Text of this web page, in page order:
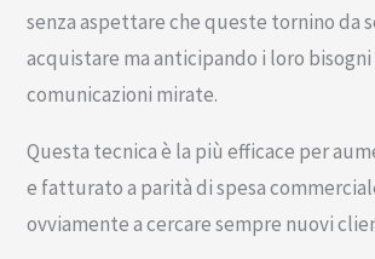
senza aspettare che queste tornino da
acquistare ma anticipando i loro
comunicazioni mirate.
Questa tecnica è la più efficace per
e fatturato a parità di spesa
ovviamente a cercare sempre nuovi